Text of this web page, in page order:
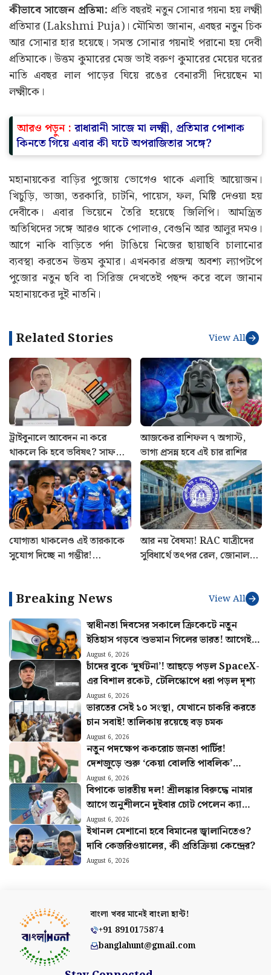
কীভাবে সাজেন প্রতিমা: প্রতি বছরই নতুন সোনার গয়না হয় লক্ষ্মী
প্রতিমার (Lakshmi Puja)। মৌমিতা জানান, এবছর নতুন চিক
আর সোনার হার হয়েছে। সমস্ত সোনার গয়নাই পরানো হয় দেবী
প্রতিমাকে। উত্তম কুমারের মেজ ভাই বরুণ কুমারের মেয়ের ঘরের
নাতি এবছর লাল পাড়ের ঘিয়ে রঙের বেনারসী দিয়েছেন মা
লক্ষ্মীকে।
আরও পড়ুন : রাধারানী সাজে মা লক্ষ্মী, প্রতিমার পোশাক
কিনতে গিয়ে এবার কী ঘটে অপরাজিতার সঙ্গে?
মহানায়কের বাড়ির পুজোয় ভোগেও থাকে এলাহি আয়োজন।
খিচুড়ি, ভাজা, তরকারি, চাটনি, পায়েস, ফল, মিষ্টি দেওয়া হয়
দেবীকে। এবার ভিয়েনে তৈরি হয়েছে জিলিপি। আমন্ত্রিত
অতিথিদের সঙ্গে আরও থাকে পোলাও, বেগুনি আর আলুর দমও।
আগে নাকি বাড়িতে পর্দা টাঙিয়ে নিজের ছায়াছবি চালানোর
ব্যবস্থা করতেন উত্তম কুমার। এখনকার প্রজন্ম অবশ্য ল্যাপটপে
পুজোর নতুন ছবি বা সিরিজ দেখতেই পছন্দ করে বলে জানান
মহানায়কের দুই নাতনি।
Related Stories View All
ট্রাইবুনালে আবেদন না করে
থাকলে কি হবে ভবিষৎ? সাফ
জানালেন মুখ্যমন্ত্রী শুভেন্দু
অধিকারী
আজকের রাশিফল ৭ অগাস্ট,
ভাগ্য প্রসন্ন হবে এই চার রাশির
যোগ্যতা থাকলেও এই তারকাকে
সুযোগ দিচ্ছে না গম্ভীর!
ক্রিকেটার?
আর নয় বৈষম্য! RAC যাত্রীদের
সুবিধার্থে তৎপর রেল, জোনাল
Breaking News View All
স্বাধীনতা দিবসের সকালে ক্রিকেটে নতুন
ইতিহাস গড়বে শুভমান গিলের ভারত! আগেই
হুঙ্কার ছাড়লেন গম্ভীর
August 6, 2026
চাঁদের বুকে ‘দুর্ঘটনা’! আছড়ে পড়ল SpaceX-
এর বিশাল রকেট, টেলিস্কোপে ধরা পড়ল দৃশ্য
August 6, 2026
ভারতের সেই ১০ সংস্থা, যেখানে চাকরি করতে
চান সবাই! তালিকায় রয়েছে বড় চমক
August 6, 2026
নতুন পদক্ষেপ ককরোচ জনতা পার্টির!
দেশজুড়ে শুরু ‘কেয়া বোলতি পাবলিক’
কর্মসূচি, ঘোষণা অভিজিতের
August 6, 2026
বিপাকে ভারতীয় দল! শ্রীলঙ্কার বিরুদ্ধে নামার
আগে অনুশীলনে দুইবার চোট পেলেন ক্যাপ্টেন
শুভমান গিল
August 6, 2026
ইথানল মেশানো হবে বিমানের জ্বালানিতেও?
দাবি কেজরিওয়ালের, কী প্রতিক্রিয়া কেন্দ্রের?
August 6, 2026
বাংলা খবর মানেইবাংলা হান্ট!
+91 8910175874
banglahunt@gmail.com